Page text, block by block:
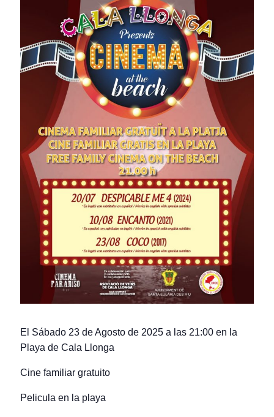
El Sábado 23 de Agosto de 2025 a las 21:00 en la
Playa de Cala Llonga
Cine familiar gratuito
Pelicula en la playa